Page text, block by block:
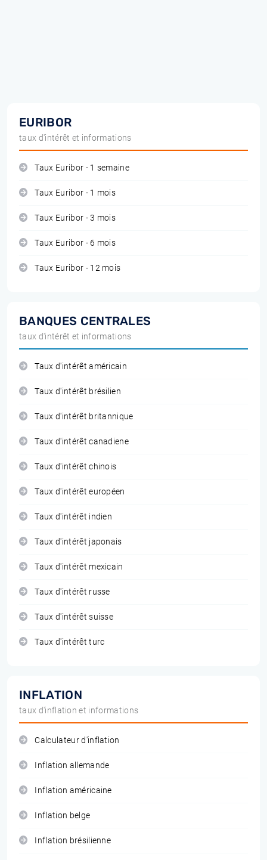
EURIBOR
taux d'intérêt et informations
Taux Euribor - 1 semaine
Taux Euribor - 1 mois
Taux Euribor - 3 mois
Taux Euribor - 6 mois
Taux Euribor - 12 mois
BANQUES CENTRALES
taux d'intérêt et informations
Taux d'intérêt américain
Taux d'intérêt brésilien
Taux d'intérêt britannique
Taux d'intérêt canadiene
Taux d'intérêt chinois
Taux d'intérêt européen
Taux d'intérêt indien
Taux d'intérêt japonais
Taux d'intérêt mexicain
Taux d'intérêt russe
Taux d'intérêt suisse
Taux d'intérêt turc
INFLATION
taux d'inflation et informations
Calculateur d'inflation
Inflation allemande
Inflation américaine
Inflation belge
Inflation brésilienne